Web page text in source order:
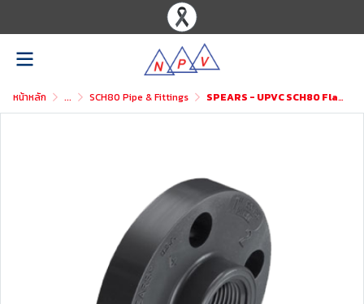
หน้าหลัก ... SCH80 Pipe & Fittings SPEARS - UPVC SCH80 Flange 1PC (F)